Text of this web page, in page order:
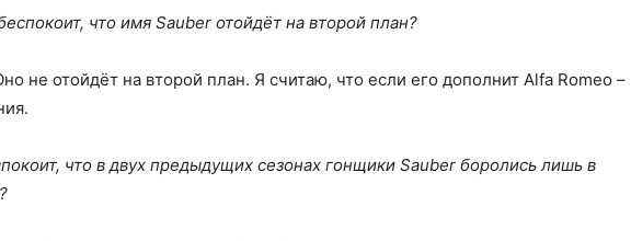
что имя Sauber отойдёт на второй план?
не отойдёт на второй план. Я считаю, что если его дополнит Alfa Romeo –
что в двух предыдущих сезонах гонщики Sauber боролись лишь в